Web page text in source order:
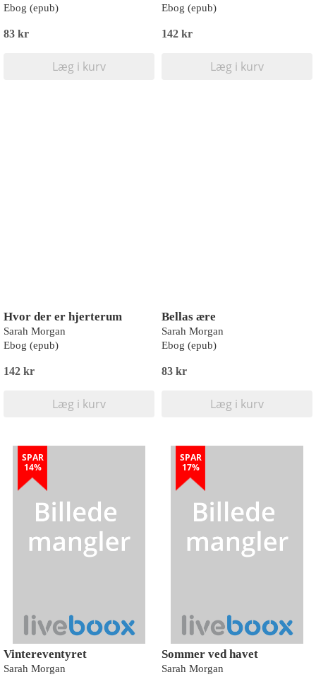
Ebog (epub)
83 kr
Læg i kurv
Ebog (epub)
142 kr
Læg i kurv
Hvor der er hjerterum
Sarah Morgan
Ebog (epub)
142 kr
Læg i kurv
Bellas ære
Sarah Morgan
Ebog (epub)
83 kr
Læg i kurv
SPAR
14%
Vintereventyret
Sarah Morgan
SPAR
17%
Sommer ved havet
Sarah Morgan